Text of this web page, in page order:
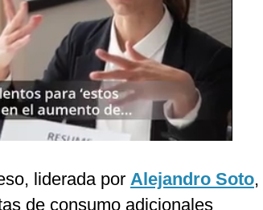
liderada por Alejandro Soto,
de consumo adicionales